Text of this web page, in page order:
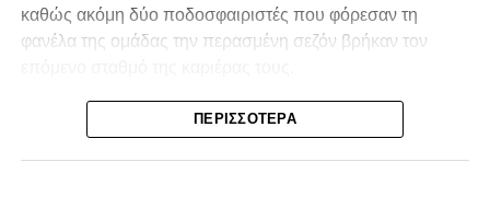
καθώς ακόμη δύο ποδοσφαιριστές που φόρεσαν τη
φανέλα της ομάδας την περασμένη σεζόν βρήκαν τον
Ο λόγος για τον Βασίλη Τρούμπουλο και τον Χρυσόστομο
Στάγκο, οι οποίοι θα συνεχίσουν μαζί την ποδοσφαιρική
ΠΕΡΙΣΣΌΤΕΡΑ